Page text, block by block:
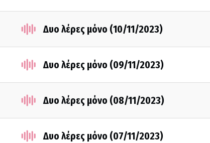
Δυο λέρες μόνο (10/11/2023)
Δυο λέρες μόνο (09/11/2023)
Δυο λέρες μόνο (08/11/2023)
Δυο λέρες μόνο (07/11/2023)